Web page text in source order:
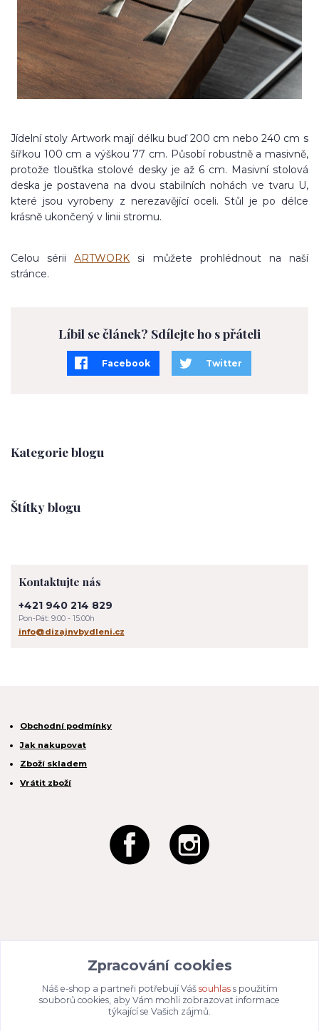
Kategorie blogu
Štítky blogu
Kontaktujte nás
+421 940 214 829
Pon-Pát: 9:00 - 15:00h
info@dizajnvbydleni.cz
Jídelní stoly Artwork mají délku buď 200 cm nebo 240 cm s
šířkou 100 cm a výškou 77 cm. Působí robustně a masivně,
protože tloušťka stolové desky je až 6 cm. Masivní stolová
deska je postavena na dvou stabilních nohách ve tvaru U,
které jsou vyrobeny z nerezavějící oceli. Stůl je po délce
krásně ukončený v linii stromu.
Celou sériiARTWORK si můžete prohlédnout na naší
stránce.
Líbil se článek? Sdílejte ho s přáteli
Facebook Twitter
Obchodní podmínky
Jak nakupovat
Zboží skladem
Vrátit zboží
049 80 662
/ DIČ: CZ04980662
info@dizajnvbydleni.cz
Zpracování cookies
Náš e-shop a partneři potřebují Váš souhlass použitím
souborů cookies, aby Vám mohli zobrazovat informace
týkající se Vašich zájmů.